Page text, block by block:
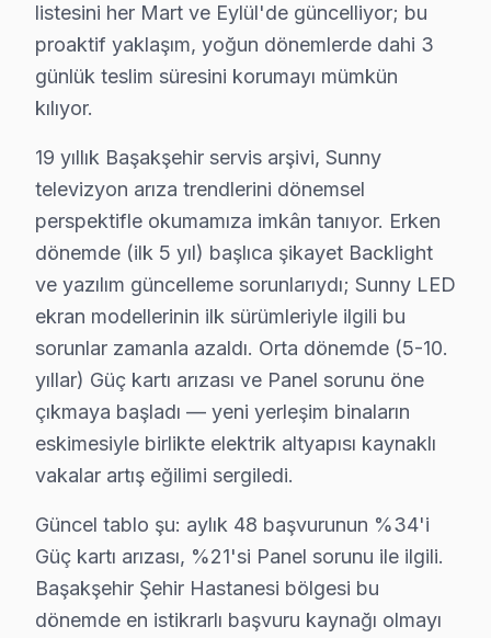
Sunny TV Acil Tamiri – Başakşehir'de Aynı
Sunny akıllı TV'niz bozulduğunda saatler içinde
Neden bu kadar hızlıyız?
• Başakşehir stoğumuzda hazır yedek parça ile tek
• Başakşehir genelinde hafta sonu ve tatil günlerinde
• Online randevu ve SMS bilgilendirme
• Başakşehir çoklu randevu çakışmasında alternatif
Başakşehir'da Sunny acil LED TV servisi için şimdi
Başakşehir'da Sunny Chip-Level Tamir
Sunny ürünlerine hakim, sertifikalı teknisyen
Ekibimizin farkı:
• Başakşehir'de ortalama 10+ yıl sektör deneyimi
• Sunny özel sertifika ve eğitimler
• Başakşehir servisimizde güncel teknoloji ve arıza
• Başakşehir'de müşteri memnuniyeti odaklı yaklaşım
• Temiz ve düzenli çalışma prensibi
listesini her Mart ve Eylül'de güncelliyor; bu
proaktif yaklaşım, yoğun dönemlerde dahi 3
günlük teslim süresini korumayı mümkün
kılıyor.
19 yıllık Başakşehir servis arşivi, Sunny
televizyon arıza trendlerini dönemsel
perspektifle okumamıza imkân tanıyor. Erken
dönemde (ilk 5 yıl) başlıca şikayet Backlight
ve yazılım güncelleme sorunlarıydı; Sunny LED
ekran modellerinin ilk sürümleriyle ilgili bu
sorunlar zamanla azaldı. Orta dönemde (5-10.
yıllar) Güç kartı arızası ve Panel sorunu öne
çıkmaya başladı — yeni yerleşim binaların
eskimesiyle birlikte elektrik altyapısı kaynaklı
vakalar artış eğilimi sergiledi.
Güncel tablo şu: aylık 48 başvurunun %34'i
Güç kartı arızası, %21'si Panel sorunu ile ilgili.
Başakşehir Şehir Hastanesi bölgesi bu
dönemde en istikrarlı başvuru kaynağı olmayı